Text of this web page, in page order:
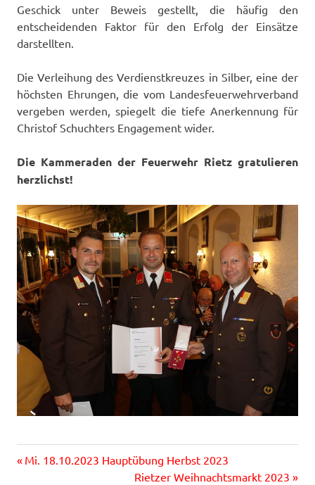
Geschick unter Beweis gestellt, die häufig den
entscheidenden Faktor für den Erfolg der Einsätze
darstellten.
Die Verleihung des Verdienstkreuzes in Silber, eine der
höchsten Ehrungen, die vom Landesfeuerwehrverband
vergeben werden, spiegelt die tiefe Anerkennung für
Christof Schuchters Engagement wider.
Die Kammeraden der Feuerwehr Rietz gratulieren
herzlichst!
Beitragsnavigation
Vorheriger
Mi. 18.10.2023 Hauptübung Herbst 2023
Nächster
Rietzer Weihnachtsmarkt 2023